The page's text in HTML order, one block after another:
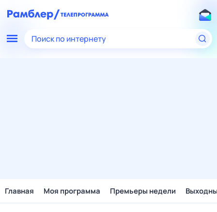
Поиск по интернету
Главная Моя программа Премьеры недели